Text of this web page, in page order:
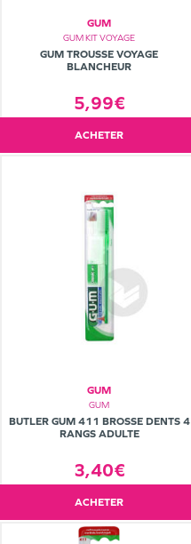
GUM
GUM KIT VOYAGE
GUM TROUSSE VOYAGE
BLANCHEUR
5,99€
ACHETER
GUM
GUM
BUTLER GUM 411 BROSSE DENTS 4
RANGS ADULTE
3,40€
ACHETER